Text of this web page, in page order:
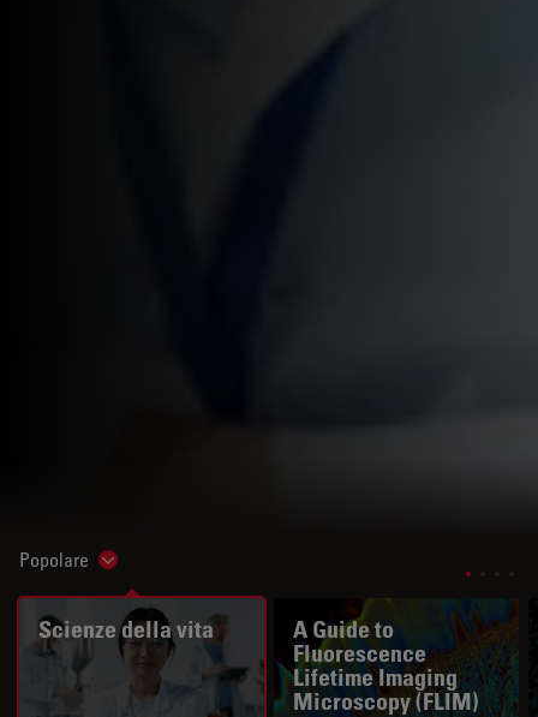
Popolare Show subnavigation
Scienze della vita
A Guide to
Fluorescence
Lifetime Imaging
Microscopy (FLIM)